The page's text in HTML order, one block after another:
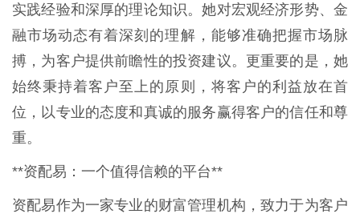
实践经验和深厚的理论知识。她对宏观经济形势、金
融市场动态有着深刻的理解，能够准确把握市场脉
搏，为客户提供前瞻性的投资建议。更重要的是，她
始终秉持着客户至上的原则，将客户的利益放在首
位，以专业的态度和真诚的服务赢得客户的信任和尊
重。
**资配易：一个值得信赖的平台**
资配易作为一家专业的财富管理机构，致力于为客户